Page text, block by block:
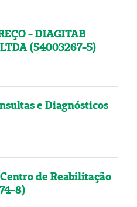
- DIAGITAB
(54003267-5)
e Diagnósticos
de Reabilitação
8)